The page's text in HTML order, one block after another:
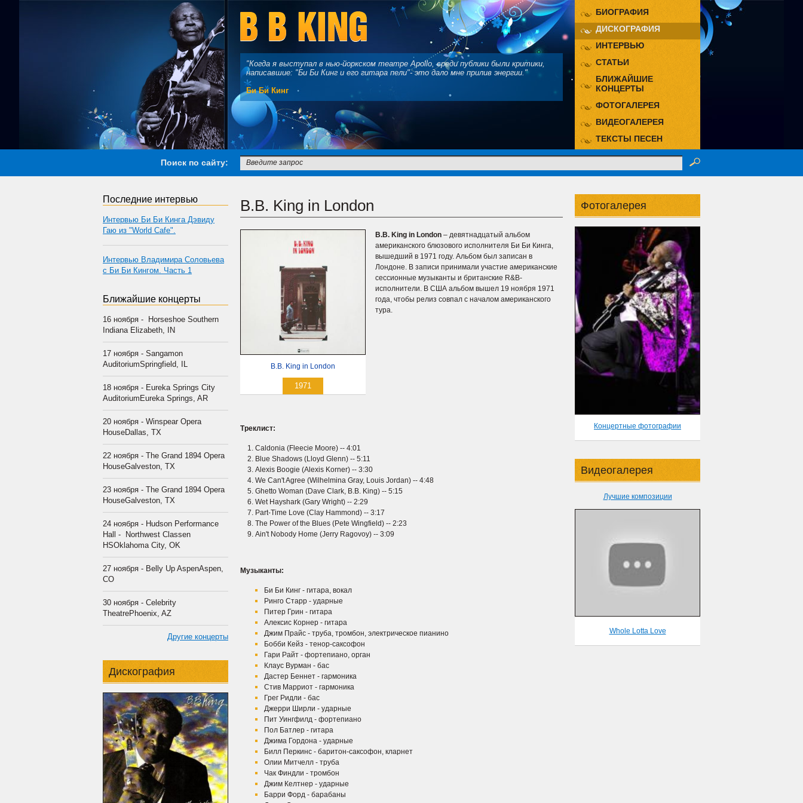
"Когда я выступал в нью-йоркском театре Apollo, среди публики были критики,
написавшие: "Би Би Кинг и его гитара пели"- это дало мне прилив энергии."
Би Би Кинг
БИОГРАФИЯ
ДИСКОГРАФИЯ
ИНТЕРВЬЮ
СТАТЬИ
БЛИЖАЙШИЕ
КОНЦЕРТЫ
ФОТОГАЛЕРЕЯ
ВИДЕОГАЛЕРЕЯ
ТЕКСТЫ ПЕСЕН
Поиск по сайту:
Последние интервью
Интервью Би Би Кинга Дэвиду
Гаю из "World Cafe".
Интервью Владимира Соловьева
с Би Би Кингом. Часть 1
Ближайшие концерты
16 ноября - Horseshoe Southern
Indiana Elizabeth, IN
17 ноября - Sangamon
AuditoriumSpringfield, IL
18 ноября - Eureka Springs City
AuditoriumEureka Springs, AR
20 ноября - Winspear Opera
HouseDallas, TX
22 ноября - The Grand 1894 Opera
HouseGalveston, TX
23 ноября - The Grand 1894 Opera
HouseGalveston, TX
24 ноября - Hudson Performance
Hall - Northwest Classen
HSOklahoma City, OK
27 ноября - Belly Up AspenAspen,
CO
30 ноября - Celebrity
TheatrePhoenix, AZ
Другие концерты
Дискография
B.B. King in London
B.B. King in London
1971
B.B. King in London – девятнадцатый альбом
американского блюзового исполнителя Би Би Кинга,
вышедший в 1971 году. Альбом был записан в
Лондоне. В записи принимали участие американские
сессионные музыканты и британские R&B-
исполнители. В США альбом вышел 19 ноября 1971
года, чтобы релиз совпал с началом американского
тура.
Треклист:
Caldonia (Fleecie Moore) -- 4:01
Blue Shadows (Lloyd Glenn) -- 5:11
Alexis Boogie (Alexis Korner) -- 3:30
We Can't Agree (Wilhelmina Gray, Louis Jordan) -- 4:48
Ghetto Woman (Dave Clark, B.B. King) -- 5:15
Wet Hayshark (Gary Wright) -- 2:29
Part-Time Love (Clay Hammond) -- 3:17
The Power of the Blues (Pete Wingfield) -- 2:23
Ain't Nobody Home (Jerry Ragovoy) -- 3:09
Музыканты:
Би Би Кинг - гитара, вокал
Ринго Старр - ударные
Питер Грин - гитара
Алексис Корнер - гитара
Джим Прайс - труба, тромбон, электрическое пианино
Бобби Кейз - тенор-саксофон
Гари Райт - фортепиано, орган
Клаус Вурман - бас
Дастер Беннет - гармоника
Стив Марриот - гармоника
Грег Ридли - бас
Джерри Ширли - ударные
Пит Уингфилд - фортепиано
Пол Батлер - гитара
Джима Гордона - ударные
Билл Перкинс - баритон-саксофон, кларнет
Олии Митчелл - труба
Чак Финдли - тромбон
Джим Келтнер - ударные
Барри Форд - барабаны
Фотогалерея
Концертные фотографии
Видеогалерея
Лучшие композиции
Whole Lotta Love